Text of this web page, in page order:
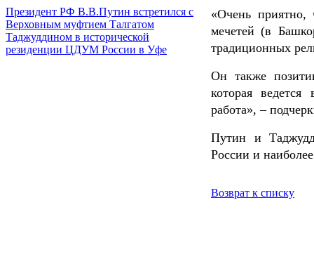
Президент РФ В.В.Путин встретился с
Верховным муфтием Талгатом
Таджуддином в исторической
резиденции ЦДУМ России в Уфе
«Очень приятно,
мечетей (в
традиционных
Он также
которая
работа», –
Путин и
России и
Возврат к списку